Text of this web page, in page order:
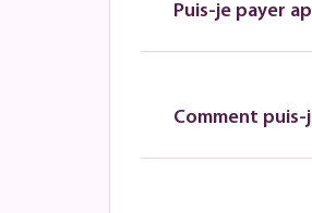
Puis-je payer
Comment